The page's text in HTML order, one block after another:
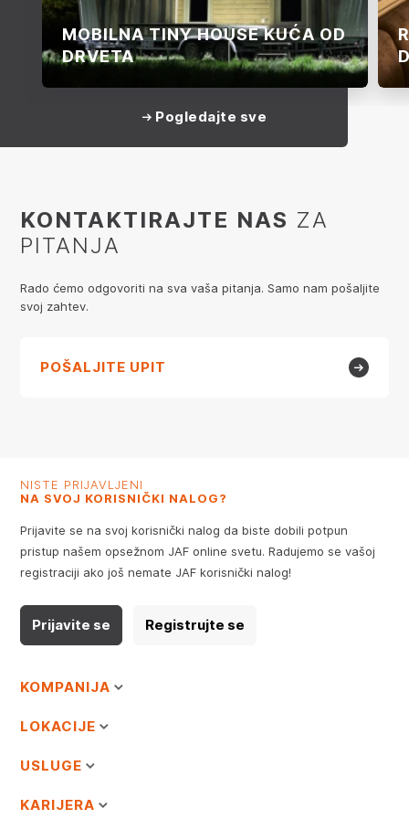
MOBILNA TINY HOUSE KUĆA OD
DRVETA
Pogledajte sve
KONTAKTIRAJTE NAS ZA
PITANJA
Rado ćemo odgovoriti na sva vaša pitanja. Samo nam pošaljite
svoj zahtev.
POŠALJITE UPIT
NISTE PRIJAVLJENI
NA SVOJ KORISNIČKI NALOG?
Prijavite se na svoj korisnički nalog da biste dobili potpun
pristup našem opsežnom JAF online svetu. Radujemo se vašoj
registraciji ako još nemate JAF korisnički nalog!
Prijavite se Registrujte se
KOMPANIJA
LOKACIJE
USLUGE
KARIJERA